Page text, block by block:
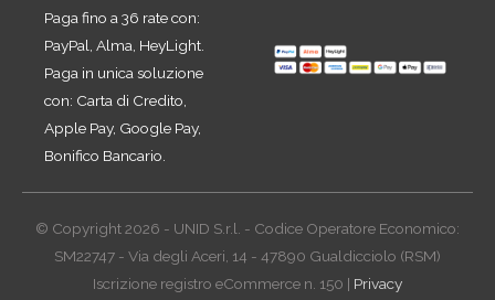
Paga fino a 36 rate con:
PayPal, Alma, HeyLight.
Paga in unica soluzione
con: Carta di Credito,
Apple Pay, Google Pay,
Bonifico Bancario.
© Copyright 2026 - UNID S.r.l. - Codice Operatore Economico:
SM22747 - Via degli Aceri, 14 - 47890 Gualdicciolo (RSM)
Iscrizione registro eCommerce n. 150 | Privacy